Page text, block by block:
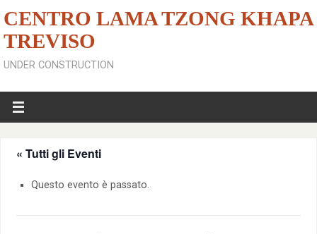
CENTRO LAMA TZONG KHAPA
TREVISO
UNDER CONSTRUCTION
« Tutti gli Eventi
Questo evento è passato.